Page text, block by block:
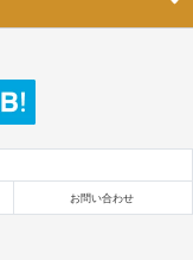
お問い合わせ